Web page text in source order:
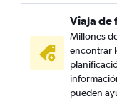
Viaja de
Millones
encontrar
pueden